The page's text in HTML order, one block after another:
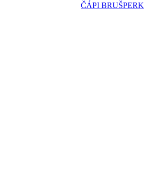
ČÁPI BRUŠPERK